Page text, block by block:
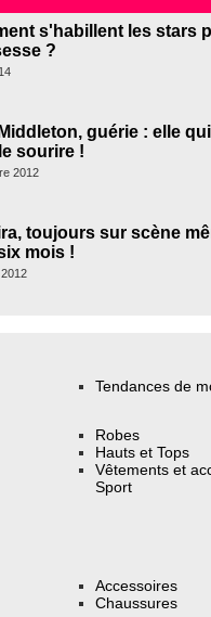
s'habillent les stars
?
guérie : elle
sourire !
2012
toujours sur scène
mois !
Tendances de
Robes
Hauts et Tops
Vêtements et
Sport
Accessoires
Chaussures